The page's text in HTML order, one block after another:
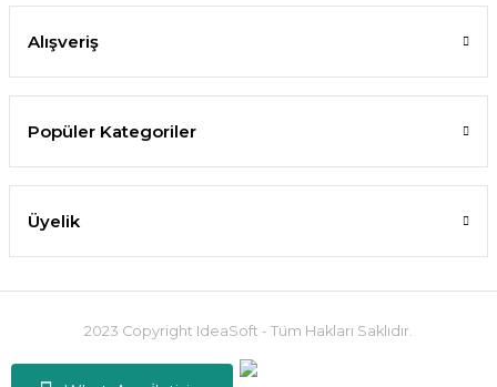
Alışveriş
Popüler Kategoriler
Üyelik
2023 Copyright IdeaSoft - Tüm Hakları Saklıdır.